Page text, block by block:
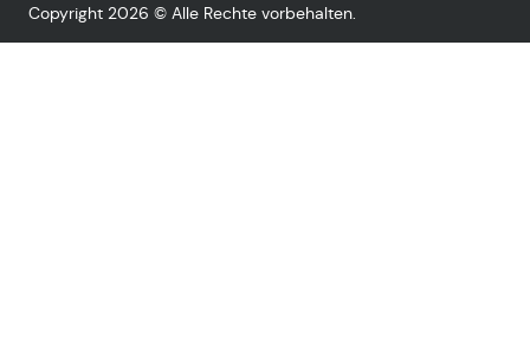
Copyright 2026 © Alle Rechte vorbehalten.